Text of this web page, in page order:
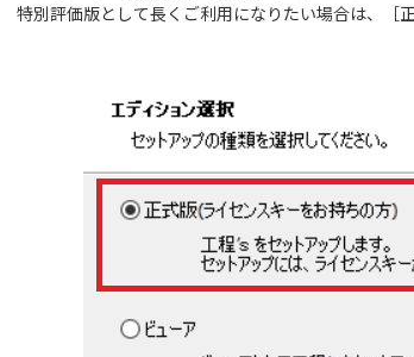
特別評価版として長くご利用になりたい場合は、［